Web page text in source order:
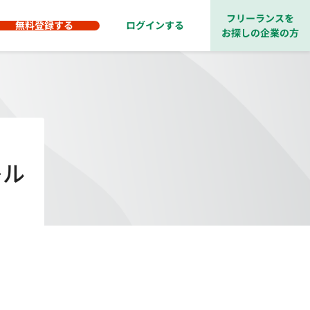
無料登録する ログインする
フリーランスを
お探しの企業の方